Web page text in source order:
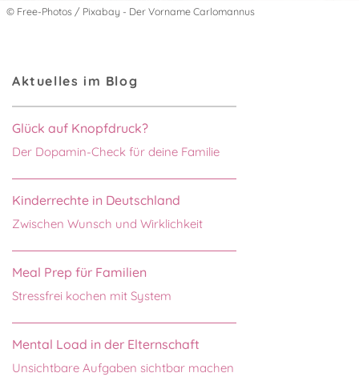
© Free-Photos / Pixabay - Der Vorname Carlomannus
Aktuelles im Blog
Glück auf Knopfdruck?
Der Dopamin-Check für deine Familie
Kinderrechte in Deutschland
Zwischen Wunsch und Wirklichkeit
Meal Prep für Familien
Stressfrei kochen mit System
Mental Load in der Elternschaft
Unsichtbare Aufgaben sichtbar machen